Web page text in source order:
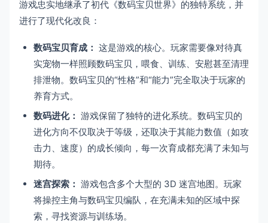
游戏忠实地继承了初代《数码宝贝世界》的独特系统，并
进行了现代化改良：
数码宝贝育成： 这是游戏的核心。玩家需要像对待真
实宠物一样照顾数码宝贝，喂食、训练、安慰甚至清理
排泄物。数码宝贝的“性格”和“能力”完全取决于玩家的
养育方式。
数码进化： 游戏保留了独特的进化系统。数码宝贝的
进化方向不仅取决于等级，还取决于其能力数值（如攻
击力、速度）的成长倾向，每一次育成都充满了未知与
期待。
迷宫探索： 游戏包含多个大型的 3D 迷宫地图。玩家
将操控主角与数码宝贝编队，在充满未知的区域中探
索，寻找资源与训练场。